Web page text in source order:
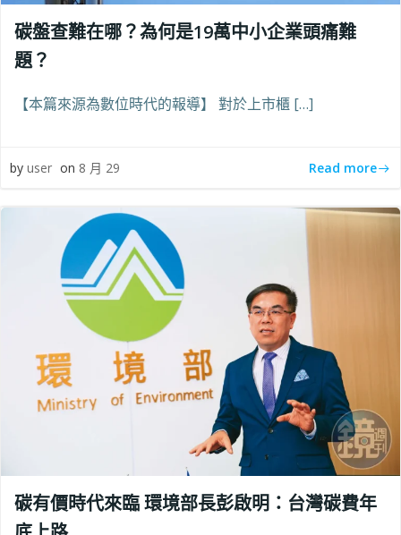
碳盤查難在哪？為何是19萬中小企業頭痛難
題？
【本篇來源為數位時代的報導】 對於上市櫃 […]
by user on 8 月 29 Read more
碳有價時代來臨 環境部長彭啟明：台灣碳費年